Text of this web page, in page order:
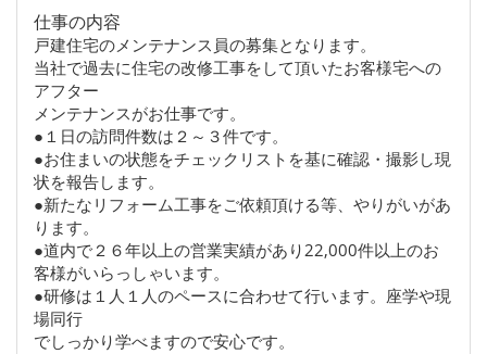
仕事の内容
戸建住宅のメンテナンス員の募集となります。
当社で過去に住宅の改修工事をして頂いたお客様宅への
アフター
メンテナンスがお仕事です。
●１日の訪問件数は２～３件です。
●お住まいの状態をチェックリストを基に確認・撮影し現
状を報告します。
●新たなリフォーム工事をご依頼頂ける等、やりがいがあ
ります。
●道内で２６年以上の営業実績があり22,000件以上のお
客様がいらっしゃいます。
●研修は１人１人のペースに合わせて行います。座学や現
場同行
でしっかり学べますので安心です。